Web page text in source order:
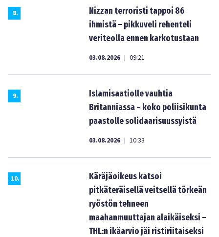
8.
Nizzan terroristi tappoi 86
ihmistä – pikkuveli rehenteli
veriteolla ennen karkotustaan
03.08.2026 | 09:21
9.
Islamisaatiolle vauhtia
Britanniassa – koko poliisikunta
paastolle solidaarisuussyistä
03.08.2026 | 10:33
10.
Käräjäoikeus katsoi
pitkäteräisellä veitsellä törkeän
ryöstön tehneen
maahanmuuttajan alaikäiseksi –
THL:n ikäarvio jäi ristiriitaiseksi